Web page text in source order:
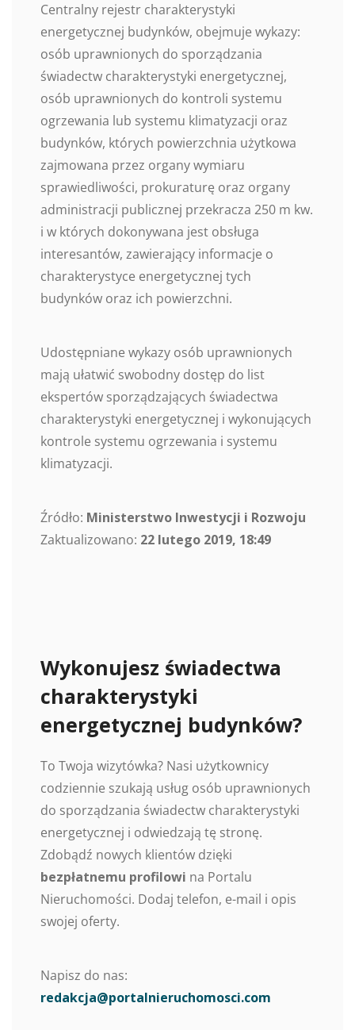
Centralny rejestr charakterystyki
energetycznej budynków, obejmuje wykazy:
osób uprawnionych do sporządzania
świadectw charakterystyki energetycznej,
osób uprawnionych do kontroli systemu
ogrzewania lub systemu klimatyzacji oraz
budynków, których powierzchnia użytkowa
zajmowana przez organy wymiaru
sprawiedliwości, prokuraturę oraz organy
administracji publicznej przekracza 250 m kw.
i w których dokonywana jest obsługa
interesantów, zawierający informacje o
charakterystyce energetycznej tych
budynków oraz ich powierzchni.
Udostępniane wykazy osób uprawnionych
mają ułatwić swobodny dostęp do list
ekspertów sporządzających świadectwa
charakterystyki energetycznej i wykonujących
kontrole systemu ogrzewania i systemu
klimatyzacji.
Źródło: Ministerstwo Inwestycji i Rozwoju
Zaktualizowano: 22 lutego 2019, 18:49
Wykonujesz świadectwa
charakterystyki
energetycznej budynków?
To Twoja wizytówka? Nasi użytkownicy
codziennie szukają usług osób uprawnionych
do sporządzania świadectw charakterystyki
energetycznej i odwiedzają tę stronę.
Zdobądź nowych klientów dzięki
bezpłatnemu profilowi na Portalu
Nieruchomości. Dodaj telefon, e-mail i opis
swojej oferty.
Napisz do nas:
redakcja@portalnieruchomosci.com